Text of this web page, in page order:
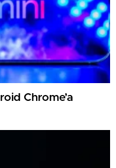
Chrome’a